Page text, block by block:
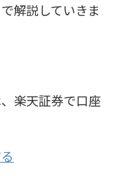
解説していきま
楽天証券で口座